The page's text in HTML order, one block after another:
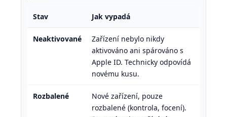
Stav Jak vypadá
Neaktivované
Zařízení nebylo nikdy
aktivováno ani spárováno s
Apple ID. Technicky odpovídá
novému kusu.
Rozbalené
Nové zařízení, pouze
rozbalené (kontrola, focení).